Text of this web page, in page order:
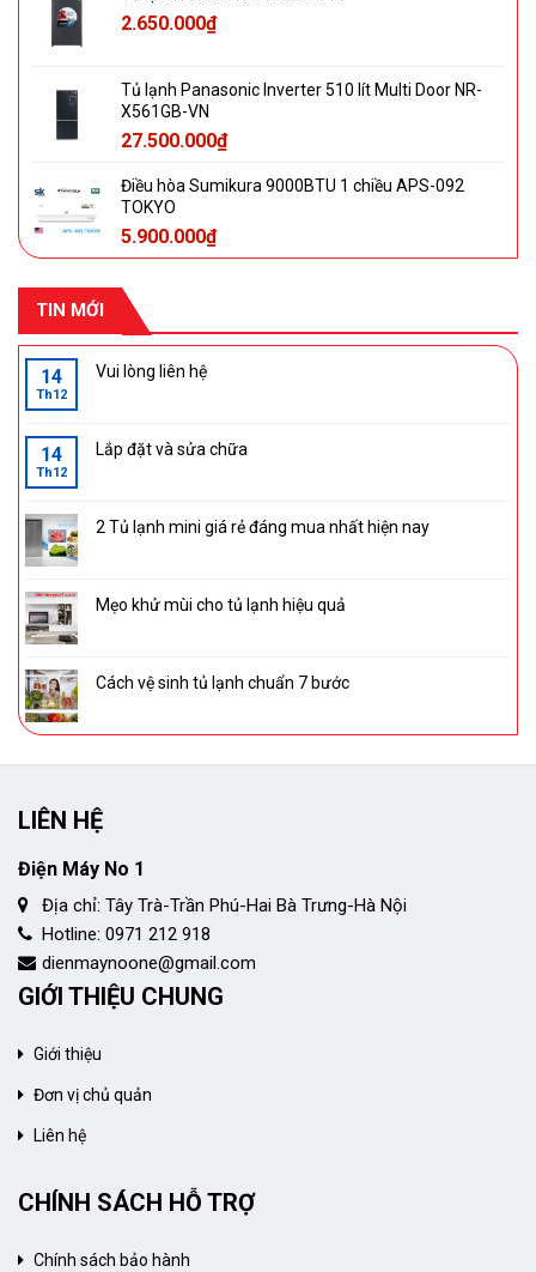
2.650.000₫
Tủ lạnh Panasonic Inverter 510 lít Multi Door NR-
X561GB-VN
27.500.000₫
Điều hòa Sumikura 9000BTU 1 chiều APS-092
TOKYO
5.900.000₫
TIN MỚI
14
Th12
Vui lòng liên hệ
14
Th12
Lắp đặt và sửa chữa
2 Tủ lạnh mini giá rẻ đáng mua nhất hiện nay
Mẹo khử mùi cho tủ lạnh hiệu quả
Cách vệ sinh tủ lạnh chuẩn 7 bước
LIÊN HỆ
Điện Máy No 1
Địa chỉ: Tây Trà-Trần Phú-Hai Bà Trưng-Hà Nội
Hotline: 0971 212 918
dienmaynoone@gmail.com
GIỚI THIỆU CHUNG
Giới thiệu
Đơn vị chủ quản
Liên hệ
CHÍNH SÁCH HỖ TRỢ
Chính sách bảo hành